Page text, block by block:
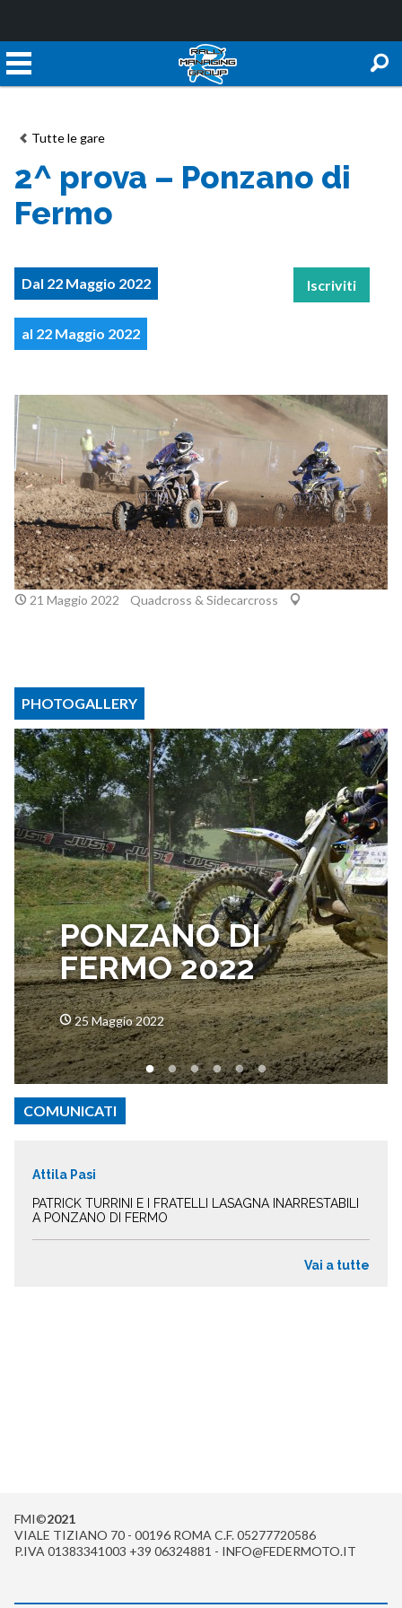
Tutte le gare
2^ prova – Ponzano di
Fermo
Iscriviti
Dal 22 Maggio 2022
al 22 Maggio 2022
21 Maggio 2022 Quadcross & Sidecarcross
PHOTOGALLERY
PONZANO DI
FERMO 2022
25 Maggio 2022
COMUNICATI
Attila Pasi
PATRICK TURRINI E I FRATELLI LASAGNA INARRESTABILI
A PONZANO DI FERMO
Vai a tutte
FMI©2021
VIALE TIZIANO 70 - 00196 ROMA C.F. 05277720586
P.IVA 01383341003 +39 06324881 - INFO@FEDERMOTO.IT